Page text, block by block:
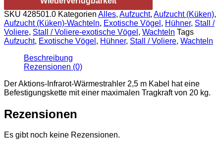
SKU 428501.0 Kategorien Alles, Aufzucht, Aufzucht (Küken),
Aufzucht (Küken)-Wachteln, Exotische Vögel , Hühner, Stall /
Voliere, Stall / Voliere-exotische Vögel , Wachteln Tags
Aufzucht, Exotische Vögel , Hühner, Stall / Voliere, Wachteln
Beschreibung
Rezensionen (0)
Der Aktions-Infrarot-Wärmestrahler 2,5 m Kabel hat eine
Befestigungskette mit einer maximalen Tragkraft von 20 kg.
Rezensionen
Es gibt noch keine Rezensionen.